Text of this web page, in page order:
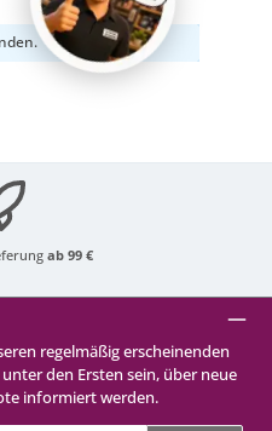
ab 99 €
regelmäßig erscheinenden
den Ersten sein, über neue
informiert werden.